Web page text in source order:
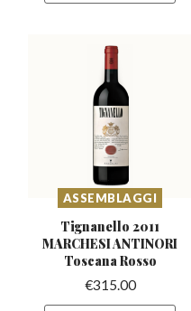
ASSEMBLAGGI
Tignanello 2011
MARCHESIANTINORI
Toscana Rosso
€315.00